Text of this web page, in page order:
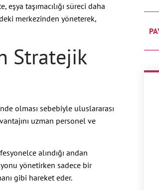
taşımacılığı süreci daha
merkezinden yöneterek,
Stratejik
olması sebebiyle uluslararası
uzman personel ve
alındığı andan
yönetirken sadece bir
gibi hareket eder.